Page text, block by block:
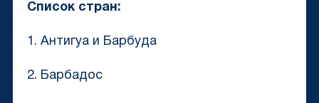
Список стран:
1. Антигуа и Барбуда
2. Барбадос